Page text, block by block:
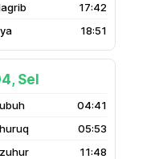
17:42
18:51
Sel
04:41
05:53
11:48